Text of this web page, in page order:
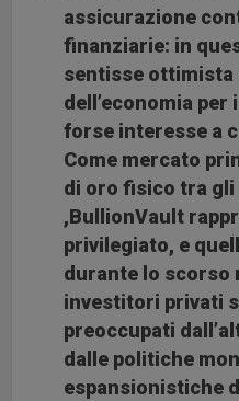
assicurazione
finanziarie: in
sentisse
dell’economia per
forse interesse a
Come mercato
di oro fisico tra
,BullionVault
privilegiato, e
durante lo scorso
investitori privati
preoccupati
dalle politiche
espansionistiche